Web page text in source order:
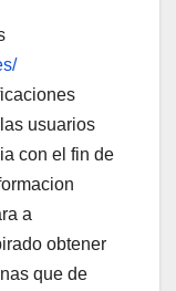
usuarios
con el fin de
a
obtener
que de